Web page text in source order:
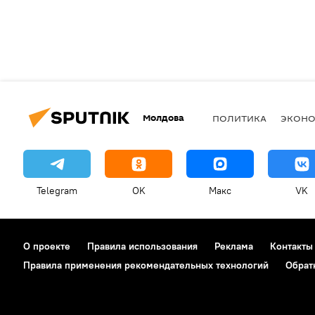
Молдова ПОЛИТИКА
Telegram OK Макс VK
О проекте Правила использования Реклама Контакты
Правила применения рекомендательных технологий